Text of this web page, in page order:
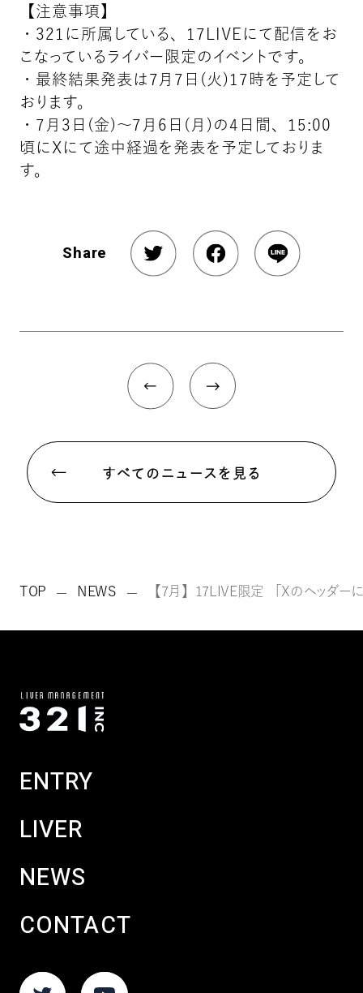
【注意事項】
・321に所属している、17LIVEにて配信をお
こなっているライバー限定のイベントです。
・最終結果発表は7月7日(火)17時を予定して
おります。
・7月3日(金)〜7月6日(月)の4日間、15:00
頃にXにて途中経過を発表を予定しておりま
す。
Share
すべてのニュースを見る
TOP NEWS 【7月】17LIVE限定 「Xのヘッダー
ENTRY
LIVER
NEWS
CONTACT